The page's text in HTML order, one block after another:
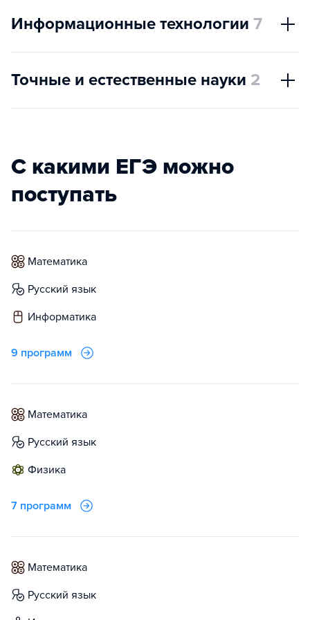
Информационные технологии 7
Точные и естественные науки 2
С какими ЕГЭ можно
поступать
математика
русский язык
информатика
9 программ
математика
русский язык
физика
7 программ
математика
русский язык